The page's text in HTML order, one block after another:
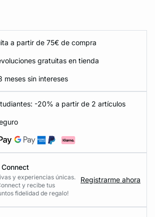
a partir de 75€ de compra
gratuitas en tienda
meses sin intereses
-20% a partir de 2 artículos
Connect
y experiencias únicas.
y recibe tus
fidelidad de regalo!
Registrarme ahora